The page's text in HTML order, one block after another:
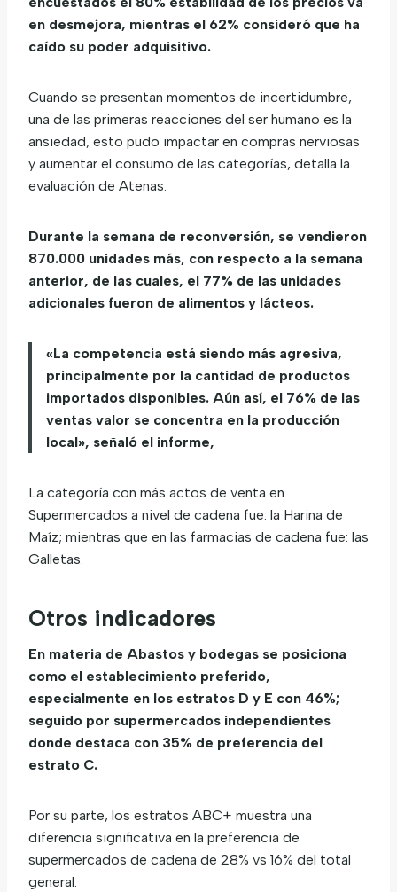
en desmejora, mientras el 62% consideró que ha
caído su poder adquisitivo.
Cuando se presentan momentos de incertidumbre,
una de las primeras reacciones del ser humano es la
ansiedad, esto pudo impactar en compras nerviosas
y aumentar el consumo de las categorías, detalla la
evaluación de Atenas.
Durante la semana de reconversión, se vendieron
870.000 unidades más, con respecto a la semana
anterior, de las cuales, el 77% de las unidades
adicionales fueron de alimentos y lácteos.
«La competencia está siendo más agresiva,
principalmente por la cantidad de productos
importados disponibles. Aún así, el 76% de las
ventas valor se concentra en la producción
local», señaló el informe,
La categoría con más actos de venta en
Supermercados a nivel de cadena fue: la Harina de
Maíz; mientras que en las farmacias de cadena fue: las
Galletas.
Otros indicadores
En materia de Abastos y bodegas se posiciona
como el establecimiento preferido,
especialmente en los estratos D y E con 46%;
seguido por supermercados independientes
donde destaca con 35% de preferencia del
estrato C.
Por su parte, los estratos ABC+ muestra una
diferencia significativa en la preferencia de
supermercados de cadena de 28% vs 16% del total
general.